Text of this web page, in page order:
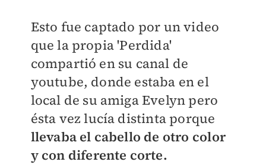
Esto fue captado por un video
que la propia 'Perdida'
compartió en su canal de
youtube, donde estaba en el
local de su amiga Evelyn pero
ésta vez lucía distinta porque
llevaba el cabello de otro color
y con diferente corte.